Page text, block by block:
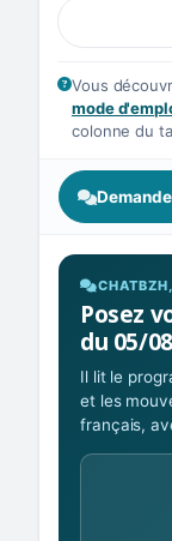
Vous
mode
colonne du
Posez
du 05/
Il lit le
et les
français,